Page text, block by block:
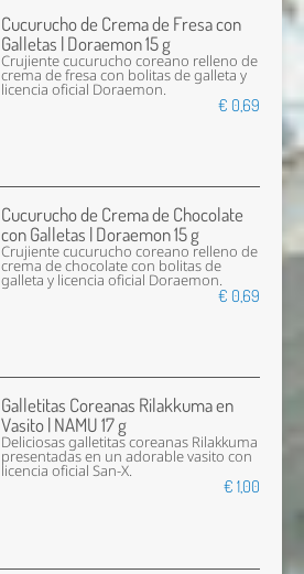
Cucurucho de Crema de Fresa con
Galletas | Doraemon 15 g
Crujiente cucurucho coreano relleno de
crema de fresa con bolitas de galleta y
licencia oficial Doraemon.
€ 0,69
Cucurucho de Crema de Chocolate
con Galletas | Doraemon 15 g
Crujiente cucurucho coreano relleno de
crema de chocolate con bolitas de
galleta y licencia oficial Doraemon.
€ 0,69
Galletitas Coreanas Rilakkuma en
Vasito | NAMU 17 g
Deliciosas galletitas coreanas Rilakkuma
presentadas en un adorable vasito con
licencia oficial San-X.
€ 1,00